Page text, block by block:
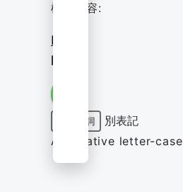
検索内容:
Nova
Nova
固有名詞
別表記
Alternative letter-